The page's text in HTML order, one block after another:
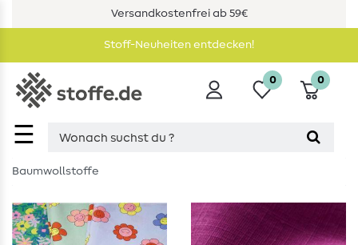
Versandkostenfrei ab 59€
Stoff-Neuheiten entdecken!
☰
0 0
Baumwollstoffe